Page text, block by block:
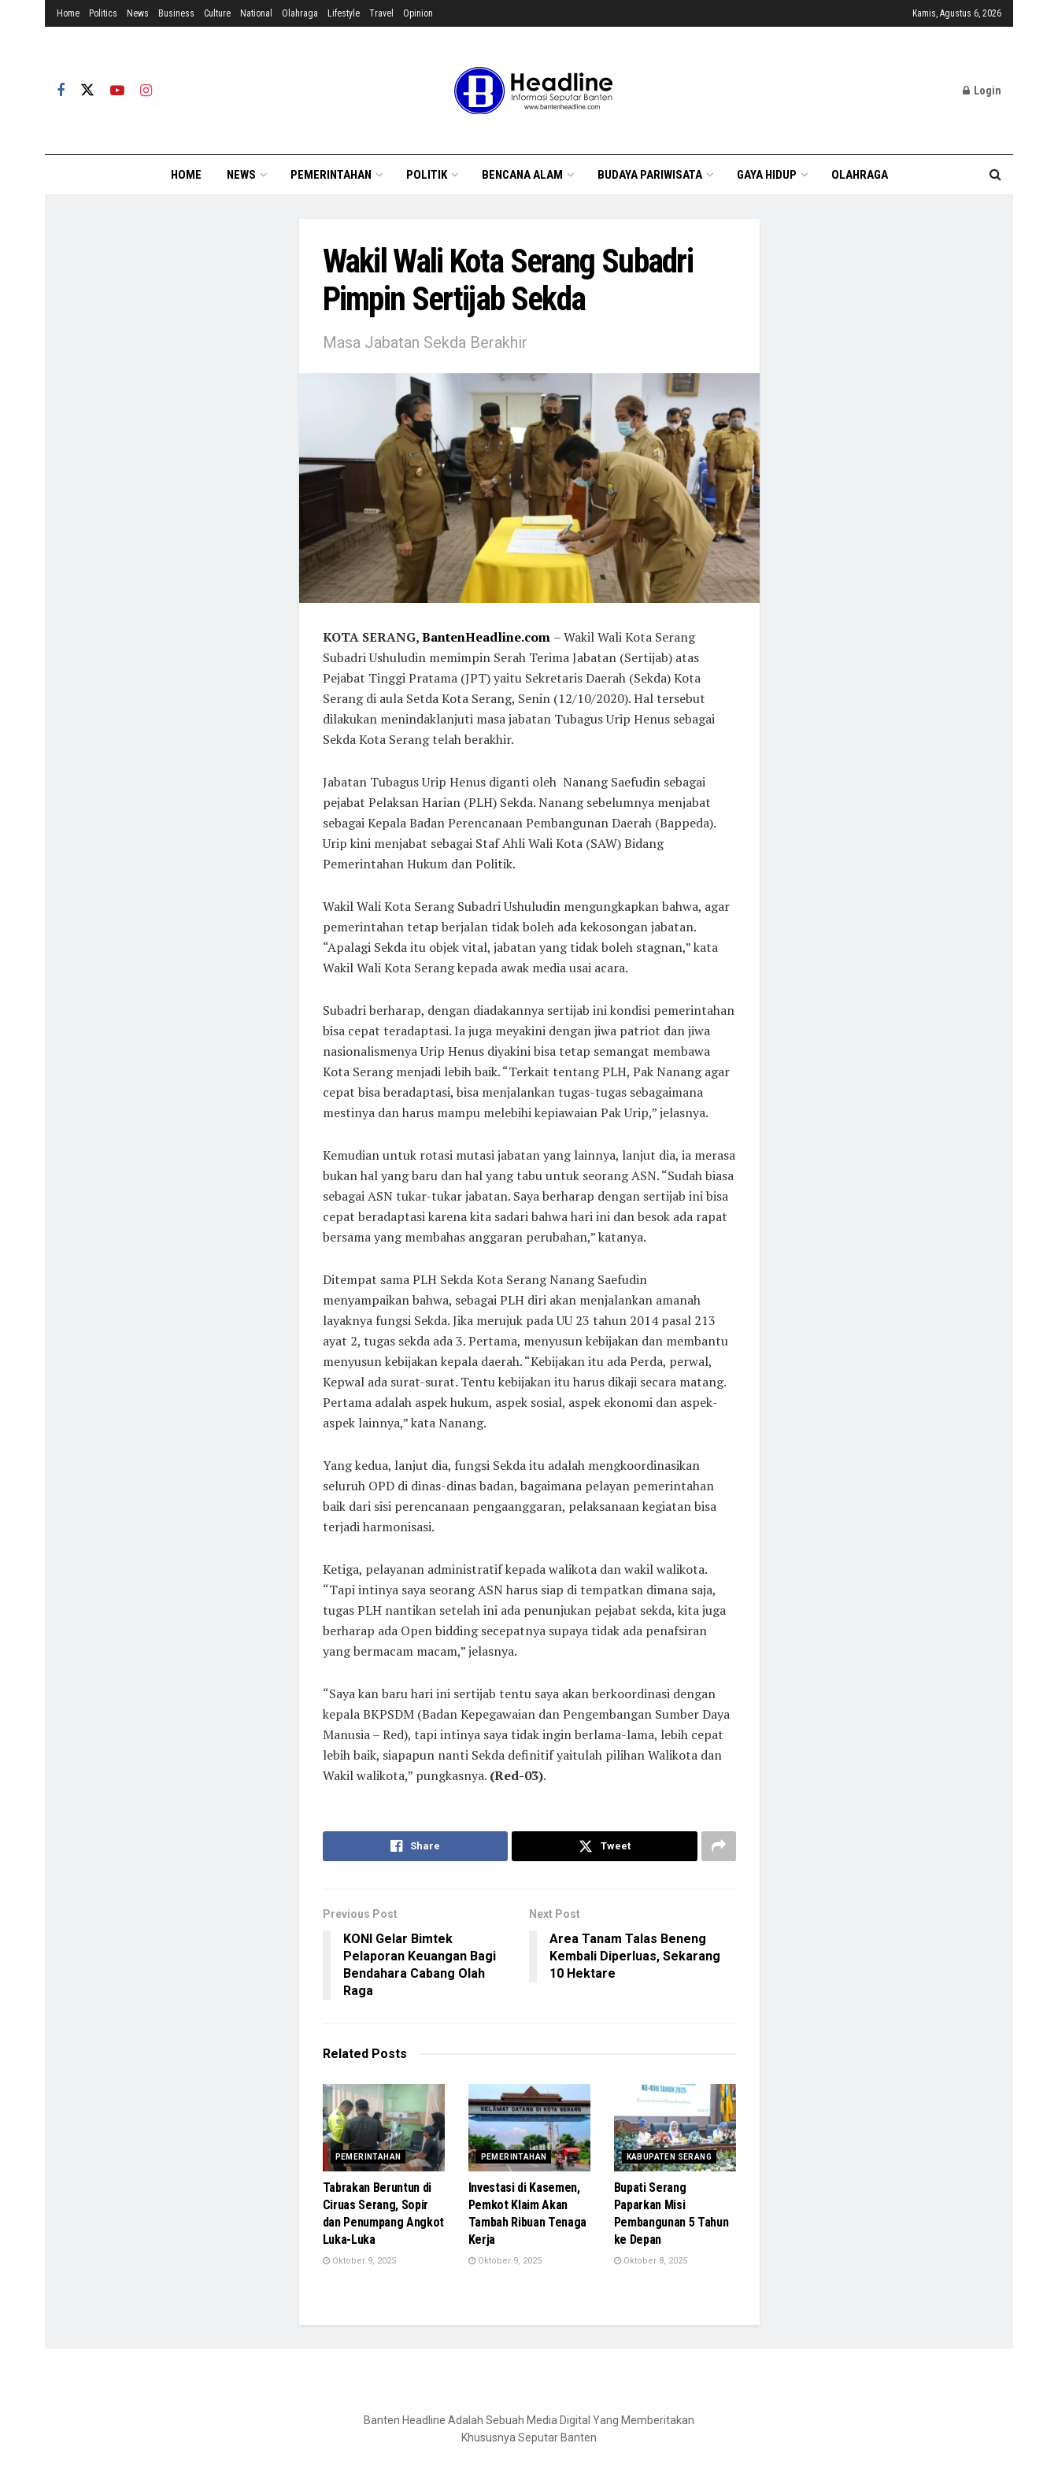
Home Politics News Business Culture National Olahraga Lifestyle Travel Opinion Kamis, Agustus 6, 2026
Login
HOME NEWS PEMERINTAHAN POLITIK BENCANA ALAM BUDAYA PARIWISATA GAYA HIDUP OLAHRAGA
Wakil Wali Kota Serang Subadri
Pimpin Sertijab Sekda
Masa Jabatan Sekda Berakhir
KOTA SERANG,BantenHeadline.com – Wakil Wali Kota Serang
Subadri Ushuludin memimpin Serah Terima Jabatan (Sertijab) atas
Pejabat Tinggi Pratama (JPT) yaitu Sekretaris Daerah (Sekda) Kota
Serang di aula Setda Kota Serang, Senin (12/10/2020). Hal tersebut
dilakukan menindaklanjuti masa jabatan Tubagus Urip Henus sebagai
Sekda Kota Serang telah berakhir.
Jabatan Tubagus Urip Henus diganti oleh Nanang Saefudin sebagai
pejabat Pelaksan Harian (PLH) Sekda. Nanang sebelumnya menjabat
sebagai Kepala Badan Perencanaan Pembangunan Daerah (Bappeda).
Urip kini menjabat sebagai Staf Ahli Wali Kota (SAW) Bidang
Pemerintahan Hukum dan Politik.
Wakil Wali Kota Serang Subadri Ushuludin mengungkapkan bahwa, agar
pemerintahan tetap berjalan tidak boleh ada kekosongan jabatan.
“Apalagi Sekda itu objek vital, jabatan yang tidak boleh stagnan,” kata
Wakil Wali Kota Serang kepada awak media usai acara.
Subadri berharap, dengan diadakannya sertijab ini kondisi pemerintahan
bisa cepat teradaptasi. Ia juga meyakini dengan jiwa patriot dan jiwa
nasionalismenya Urip Henus diyakini bisa tetap semangat membawa
Kota Serang menjadi lebih baik. “Terkait tentang PLH, Pak Nanang agar
cepat bisa beradaptasi, bisa menjalankan tugas-tugas sebagaimana
mestinya dan harus mampu melebihi kepiawaian Pak Urip,” jelasnya.
Kemudian untuk rotasi mutasi jabatan yang lainnya, lanjut dia, ia merasa
bukan hal yang baru dan hal yang tabu untuk seorang ASN. “Sudah biasa
sebagai ASN tukar-tukar jabatan. Saya berharap dengan sertijab ini bisa
cepat beradaptasi karena kita sadari bahwa hari ini dan besok ada rapat
bersama yang membahas anggaran perubahan,” katanya.
Ditempat sama PLH Sekda Kota Serang Nanang Saefudin
menyampaikan bahwa, sebagai PLH diri akan menjalankan amanah
layaknya fungsi Sekda. Jika merujuk pada UU 23 tahun 2014 pasal 213
ayat 2, tugas sekda ada 3. Pertama, menyusun kebijakan dan membantu
menyusun kebijakan kepala daerah. “Kebijakan itu ada Perda, perwal,
Kepwal ada surat-surat. Tentu kebijakan itu harus dikaji secara matang.
Pertama adalah aspek hukum, aspek sosial, aspek ekonomi dan aspek-
aspek lainnya,” kata Nanang.
Yang kedua, lanjut dia, fungsi Sekda itu adalah mengkoordinasikan
seluruh OPD di dinas-dinas badan, bagaimana pelayan pemerintahan
baik dari sisi perencanaan pengaanggaran, pelaksanaan kegiatan bisa
terjadi harmonisasi.
Ketiga, pelayanan administratif kepada walikota dan wakil walikota.
“Tapi intinya saya seorang ASN harus siap di tempatkan dimana saja,
tugas PLH nantikan setelah ini ada penunjukan pejabat sekda, kita juga
berharap ada Open bidding secepatnya supaya tidak ada penafsiran
yang bermacam macam,” jelasnya.
“Saya kan baru hari ini sertijab tentu saya akan berkoordinasi dengan
kepala BKPSDM (Badan Kepegawaian dan Pengembangan Sumber Daya
Manusia – Red), tapi intinya saya tidak ingin berlama-lama, lebih cepat
lebih baik, siapapun nanti Sekda definitif yaitulah pilihan Walikota dan
Wakil walikota,” pungkasnya. (Red-03).
Share Tweet
Previous Post
KONI Gelar Bimtek
Pelaporan Keuangan Bagi
Bendahara Cabang Olah
Raga
Next Post
Area Tanam Talas Beneng
Kembali Diperluas, Sekarang
10 Hektare
Related Posts
PEMERINTAHAN
Tabrakan Beruntun di
Ciruas Serang, Sopir
dan Penumpang Angkot
Luka-Luka
Oktober 9, 2025
PEMERINTAHAN
Investasi di Kasemen,
Pemkot Klaim Akan
Tambah Ribuan Tenaga
Kerja
Oktober 9, 2025
KABUPATEN SERANG
Bupati Serang
Paparkan Misi
Pembangunan 5 Tahun
ke Depan
Oktober 8, 2025
Banten Headline Adalah Sebuah Media Digital Yang Memberitakan
Khususnya Seputar Banten